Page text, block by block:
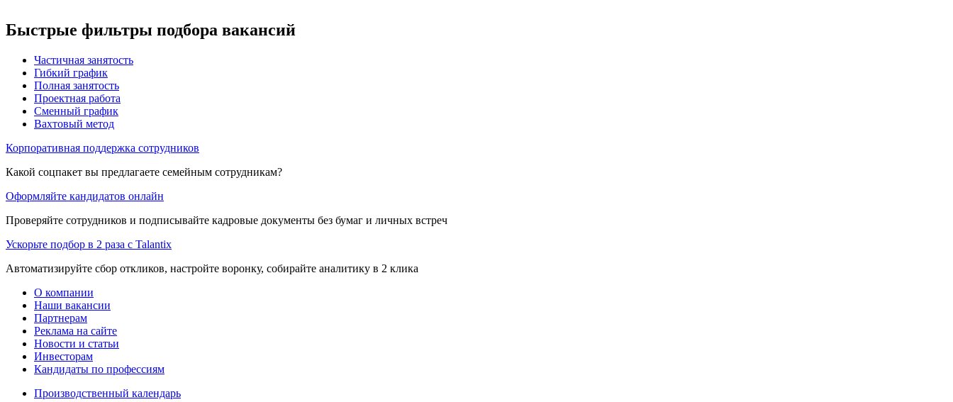
Быстрые фильтры подбора вакансий
Частичная занятость
Гибкий график
Полная занятость
Проектная работа
Сменный график
Вахтовый метод
Корпоративная поддержка сотрудников
Какой соцпакет вы предлагаете семейным сотрудникам?
Оформляйте кандидатов онлайн
Проверяйте сотрудников и подписывайте кадровые документы без бумаг и личных встреч
Ускорьте подбор в 2 раза с Talantix
Автоматизируйте сбор откликов, настройте воронку, собирайте аналитику в 2 клика
О компании
Наши вакансии
Партнерам
Реклама на сайте
Новости и статьи
Инвесторам
Кандидаты по профессиям
Производственный календарь